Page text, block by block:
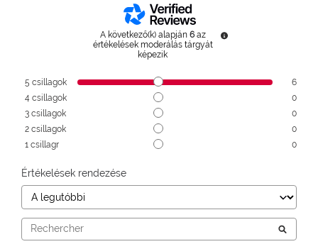
A következő(k) alapján 6 az
értékelések moderálás tárgyát
képezik
5 csillagok
6
4 csillagok
0
3 csillagok
0
2 csillagok
0
1 csillagr 0
Értékelések rendezése